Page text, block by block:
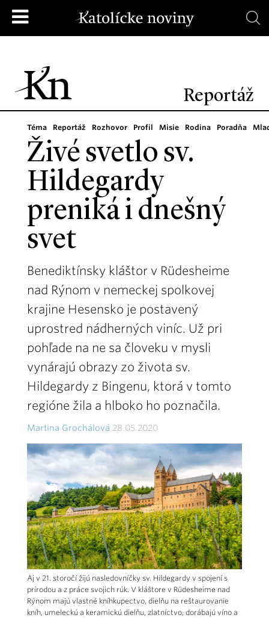
Reportáž
Téma Reportáž Rozhovor Profil Misie Rodina Poradňa
Živé svetlo sv.
Hildegardy
preniká i dnešný
svet
Benediktínsky kláštor v Rüdesheime
nad Rýnom v nemeckej spolkovej
krajine Hesensko je postavený
uprostred nádherných viníc. Už pri
pohľade na ne sa človeku v mysli
vynárajú obrazy zo života sv.
Hildegardy z Bingenu, ktorá v tomto
regióne žila a hlboko ho poznačila.
Martina Grochálová 28.05.2020
Aj v 21. storočí žijú nasledovníčky sv. Hildegardy v spojení s
prírodou a z práce svojich rúk. V kláštore v Rüdesheime nad
Rýnom majú vlastné kníhkupectvo, dielňu na reštaurovanie
kníh, umeleckú a keramickú dielňu, zlatníctvo, dorábajú víno a